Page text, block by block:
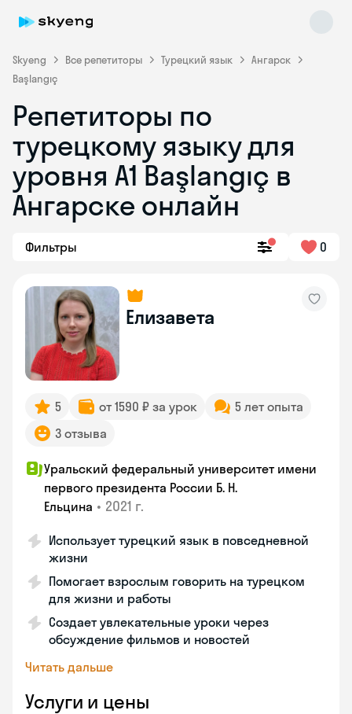
Skyeng Все репетиторы Турецкий язык
Ангарск
Başlangıç
Репетиторы по
турецкому языку для
уровня A1 Başlangıç в
Ангарске онлайн
Фильтры 0
Елизавета
5 от 1590 ₽ за урок
5 лет опыта
3 отзыва
Уральский федеральный университет имени
первого президента России Б. Н.
Ельцина • 2021 г.
Использует турецкий язык в повседневной
жизни
Помогает взрослым говорить на турецком
для жизни и работы
Создает увлекательные уроки через
обсуждение фильмов и новостей
Читать дальше
Услуги и цены
Skyeng Chat
online